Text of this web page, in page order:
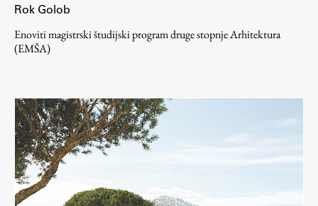
Rok Golob
Enoviti magistrski študijski program druge stopnje Arhitektura
(EMŠA)